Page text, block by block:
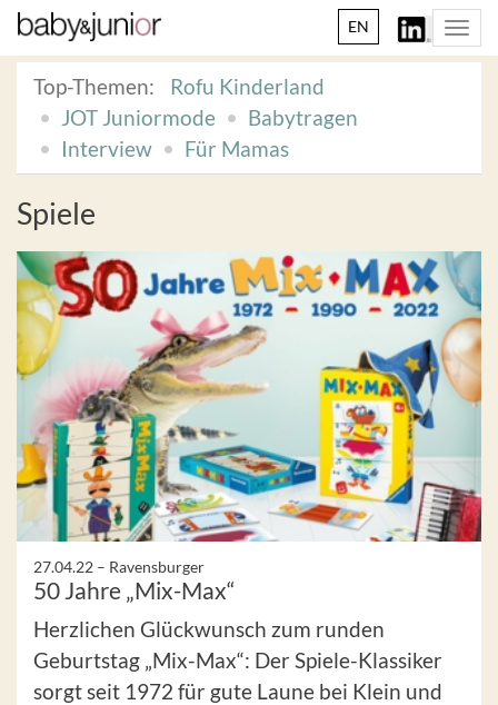
EN
Top-Themen:
Rofu Kinderland
JOT Juniormode
Babytragen
Interview
Für Mamas
Spiele
27.04.22 – Ravensburger
50 Jahre „Mix-Max“
Herzlichen Glückwunsch zum runden
Geburtstag „Mix-Max“: Der Spiele-Klassiker
sorgt seit 1972 für gute Laune bei Klein und